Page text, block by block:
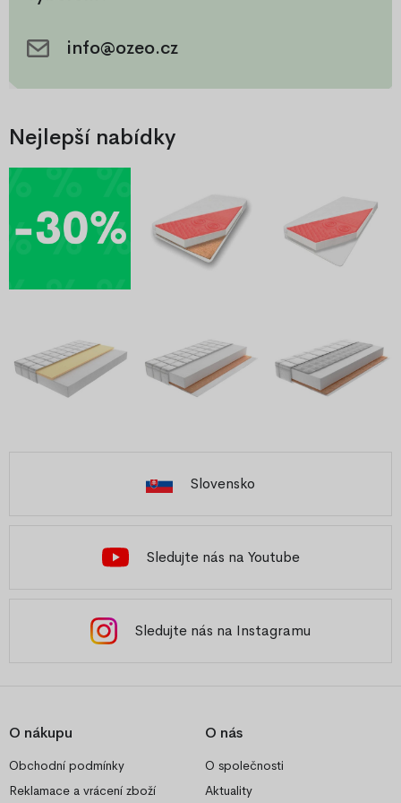
info@ozeo.cz
Nejlepší nabídky
Slovensko
Sledujte nás na Youtube
Sledujte nás na Instagramu
O nákupu
Obchodní podmínky
Reklamace a vrácení zboží
O nás
O společnosti
Aktuality